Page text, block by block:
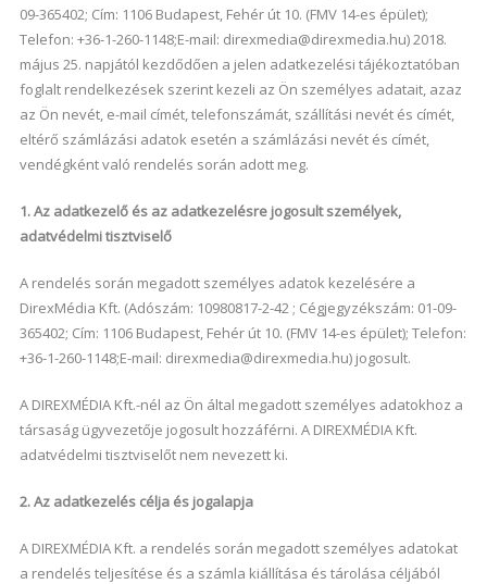
09-365402; Cím: 1106 Budapest, Fehér út 10. (FMV 14-es épület);
Telefon: +36-1-260-1148;E-mail: direxmedia@direxmedia.hu) 2018.
május 25. napjától kezdődően a jelen adatkezelési tájékoztatóban
foglalt rendelkezések szerint kezeli az Ön személyes adatait, azaz
az Ön nevét, e-mail címét, telefonszámát, szállítási nevét és címét,
eltérő számlázási adatok esetén a számlázási nevét és címét,
vendégként való rendelés során adott meg.
1. Az adatkezelő és az adatkezelésre jogosult személyek,
adatvédelmi tisztviselő
A rendelés során megadott személyes adatok kezelésére a
DirexMédia Kft. (Adószám: 10980817-2-42 ; Cégjegyzékszám: 01-09-
365402; Cím: 1106 Budapest, Fehér út 10. (FMV 14-es épület); Telefon:
+36-1-260-1148;E-mail: direxmedia@direxmedia.hu) jogosult.
A DIREXMÉDIA Kft.-nél az Ön által megadott személyes adatokhoz a
társaság ügyvezetője jogosult hozzáférni. A DIREXMÉDIA Kft.
adatvédelmi tisztviselőt nem nevezett ki.
2. Az adatkezelés célja és jogalapja
A DIREXMÉDIA Kft. a rendelés során megadott személyes adatokat
a rendelés teljesítése és a számla kiállítása és tárolása céljából